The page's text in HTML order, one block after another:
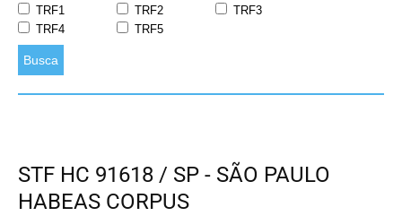
TRF1
TRF2
TRF3
TRF4
TRF5
Busca
STF HC 91618 / SP - SÃO PAULO
HABEAS CORPUS